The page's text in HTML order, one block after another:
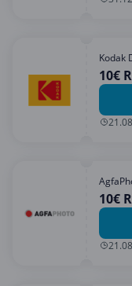
Kodak
10€
10€